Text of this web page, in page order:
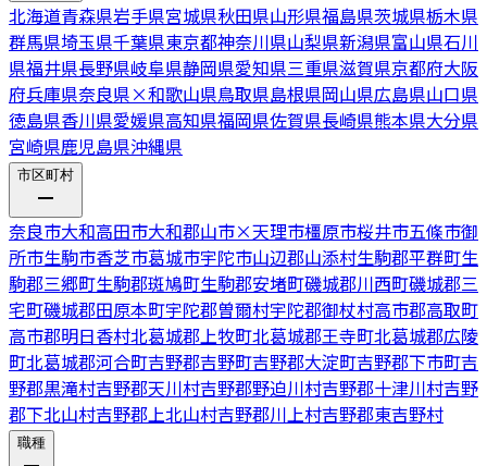
北海道青森県岩手県宮城県秋田県山形県福島県茨城県栃木県
群馬県埼玉県千葉県東京都神奈川県山梨県新潟県富山県石川
県福井県長野県岐阜県静岡県愛知県三重県滋賀県京都府大阪
府兵庫県奈良県×和歌山県鳥取県島根県岡山県広島県山口県
徳島県香川県愛媛県高知県福岡県佐賀県長崎県熊本県大分県
宮崎県鹿児島県沖縄県
市区町村
奈良市大和高田市大和郡山市×天理市橿原市桜井市五條市御
所市生駒市香芝市葛城市宇陀市山辺郡山添村生駒郡平群町生
駒郡三郷町生駒郡斑鳩町生駒郡安堵町磯城郡川西町磯城郡三
宅町磯城郡田原本町宇陀郡曽爾村宇陀郡御杖村高市郡高取町
高市郡明日香村北葛城郡上牧町北葛城郡王寺町北葛城郡広陵
町北葛城郡河合町吉野郡吉野町吉野郡大淀町吉野郡下市町吉
野郡黒滝村吉野郡天川村吉野郡野迫川村吉野郡十津川村吉野
郡下北山村吉野郡上北山村吉野郡川上村吉野郡東吉野村
職種